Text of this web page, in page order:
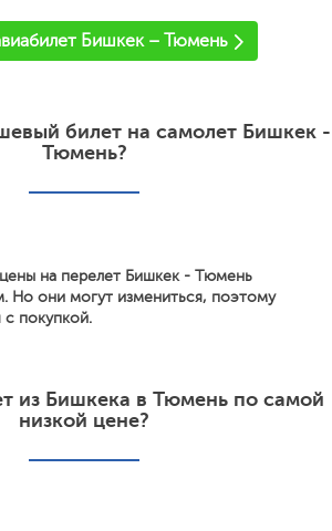
Бишкек – Тюмень
билет на самолет Бишкек -
Тюмень?
на перелет Бишкек - Тюмень
Но они могут измениться, поэтому
с покупкой.
из Бишкека в Тюмень по самой
низкой цене?